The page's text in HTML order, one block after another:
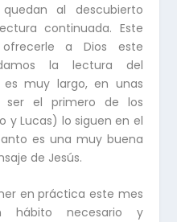
al descubierto
continuada. Este
a Dios este
la lectura del
es muy largo, en unas
ser el primero de los
y Lucas) lo siguen en el
es una muy buena
de Jesús.
en práctica este mes
necesario y